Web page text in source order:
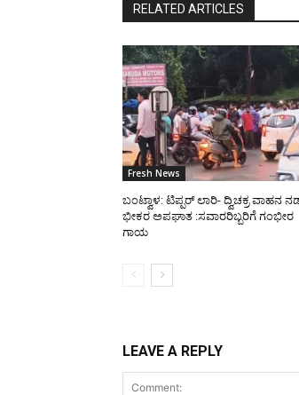
RELATED ARTICLES
Fresh News
ಬಂಟ್ವಾಳ: ಟಿಪ್ಪರ್ ಲಾರಿ- ದ್ವಿಚಕ್ರ ವಾಹನ
ಭೀಕರ ಅಪಘಾತ :ಸವಾರರಿಬ್ಬರಿಗೆ ಗಂಭೀರ
ಗಾಯ
LEAVE A REPLY